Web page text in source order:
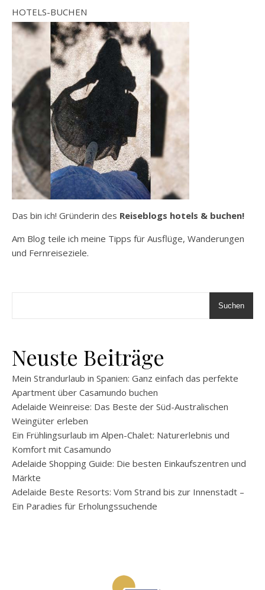
HOTELS-BUCHEN
Das bin ich! Gründerin des Reiseblogs hotels & buchen!
Am Blog teile ich meine Tipps für Ausflüge, Wanderungen
und Fernreiseziele.
Suchen
Neuste Beiträge
Mein Strandurlaub in Spanien: Ganz einfach das perfekte
Apartment über Casamundo buchen
Adelaide Weinreise: Das Beste der Süd-Australischen
Weingüter erleben
Ein Frühlingsurlaub im Alpen-Chalet: Naturerlebnis und
Komfort mit Casamundo
Adelaide Shopping Guide: Die besten Einkaufszentren und
Märkte
Adelaide Beste Resorts: Vom Strand bis zur Innenstadt –
Ein Paradies für Erholungssuchende